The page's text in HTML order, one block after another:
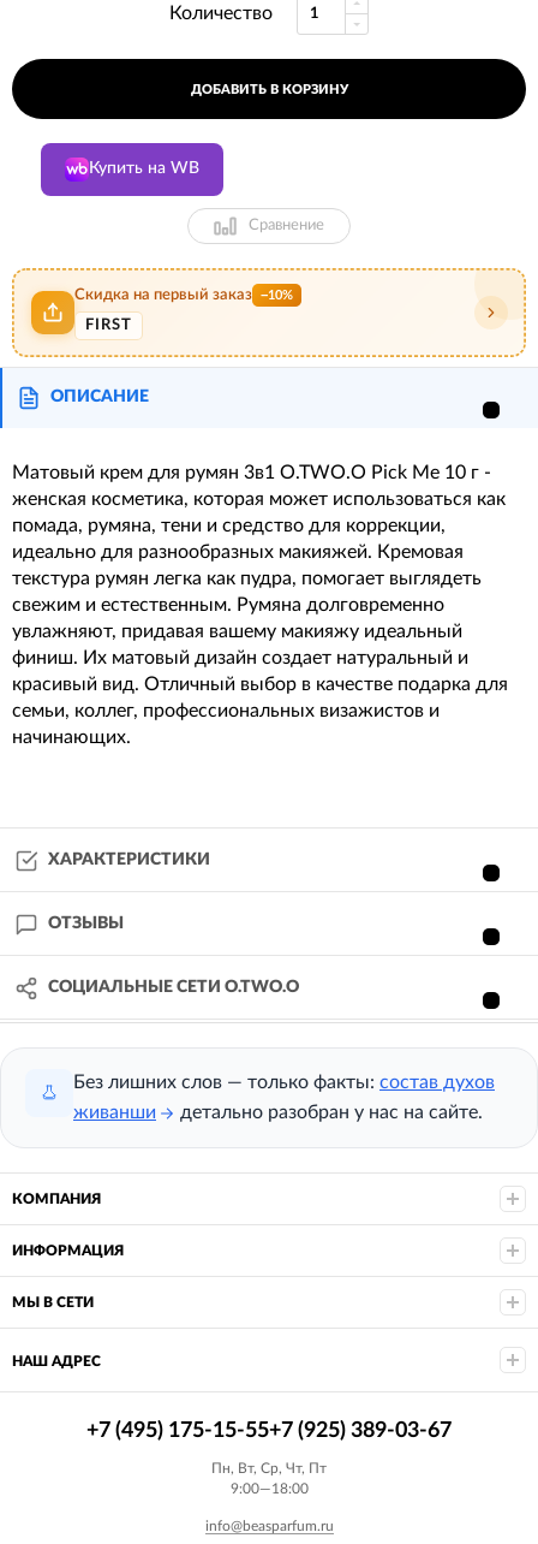
Количество
ДОБАВИТЬ В КОРЗИНУ
Купить на WB
Сравнение
Скидка на первый заказ −10%
FIRST
ОПИСАНИЕ
Матовый крем для румян 3в1 O.TWO.O Pick Me 10 г -
женская косметика, которая может использоваться как
помада, румяна, тени и средство для коррекции,
идеально для разнообразных макияжей. Кремовая
текстура румян легка как пудра, помогает выглядеть
свежим и естественным. Румяна долговременно
увлажняют, придавая вашему макияжу идеальный
финиш. Их матовый дизайн создает натуральный и
красивый вид. Отличный выбор в качестве подарка для
семьи, коллег, профессиональных визажистов и
начинающих.
ХАРАКТЕРИСТИКИ
ОТЗЫВЫ
СОЦИАЛЬНЫЕ СЕТИ O.TWO.O
Без лишних слов — только факты: состав духов
живанши
детально разобран у нас на сайте.
КОМПАНИЯ
ИНФОРМАЦИЯ
МЫ В СЕТИ
НАШ АДРЕС
+7 (495) 175-15-55+7 (925) 389-03-67
Пн, Вт, Ср, Чт, Пт
9:00—18:00
info@beasparfum.ru